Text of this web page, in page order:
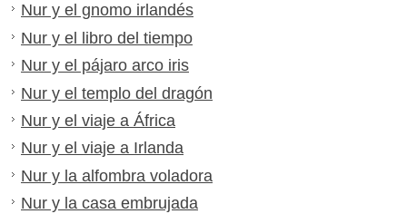
Nur y el gnomo irlandés
Nur y el libro del tiempo
Nur y el pájaro arco iris
Nur y el templo del dragón
Nur y el viaje a África
Nur y el viaje a Irlanda
Nur y la alfombra voladora
Nur y la casa embrujada